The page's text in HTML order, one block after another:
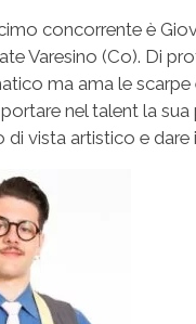
concorrente è
Varesino (Co). Di
ma ama le scarpe
nel talent la sua
vista artistico e dare